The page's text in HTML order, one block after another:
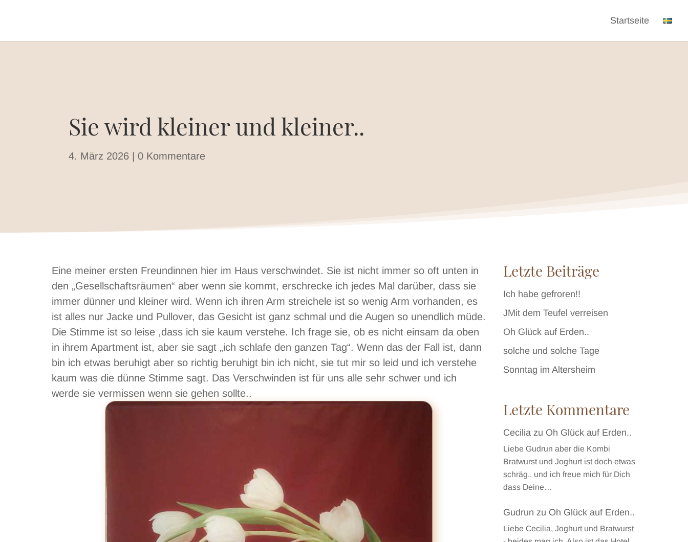
Startseite
Sie wird kleiner und kleiner..
4. März 2026 |0 Kommentare
Eine meiner ersten Freundinnen hier im Haus verschwindet. Sie ist nicht immer so oft unten in
den „Gesellschaftsräumen“ aber wenn sie kommt, erschrecke ich jedes Mal darüber, dass sie
immer dünner und kleiner wird. Wenn ich ihren Arm streichele ist so wenig Arm vorhanden, es
ist alles nur Jacke und Pullover, das Gesicht ist ganz schmal und die Augen so unendlich müde.
Die Stimme ist so leise ,dass ich sie kaum verstehe. Ich frage sie, ob es nicht einsam da oben
in ihrem Apartment ist, aber sie sagt „ich schlafe den ganzen Tag“. Wenn das der Fall ist, dann
bin ich etwas beruhigt aber so richtig beruhigt bin ich nicht, sie tut mir so leid und ich verstehe
kaum was die dünne Stimme sagt. Das Verschwinden ist für uns alle sehr schwer und ich
werde sie vermissen wenn sie gehen sollte..
Letzte Beiträge
Ich habe gefroren!!
JMit dem Teufel verreisen
Oh Glück auf Erden..
solche und solche Tage
Sonntag im Altersheim
Letzte Kommentare
Cecilia zu Oh Glück auf Erden..
Liebe Gudrun aber die Kombi
Bratwurst und Joghurt ist doch etwas
schräg.. und ich freue mich für Dich
dass Deine…
Gudrun zu Oh Glück auf Erden..
Liebe Cecilia, Joghurt und Bratwurst